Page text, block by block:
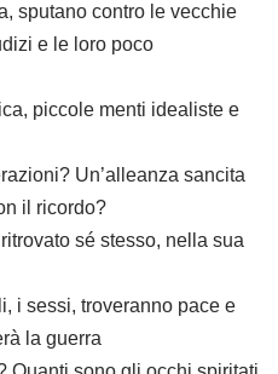
sputano contro le vecchie
e le loro poco
piccole menti idealiste e
Un’alleanza sancita
il ricordo?
sé stesso, nella sua
i sessi, troveranno pace e
la guerra